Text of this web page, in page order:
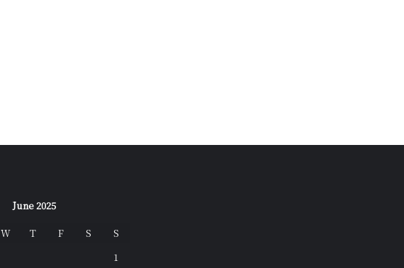
June 2025
W T F S
S
1